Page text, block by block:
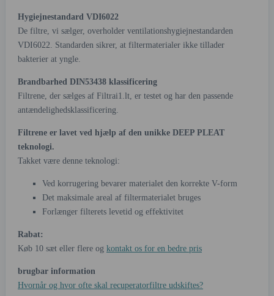
Hygiejnestandard VDI6022
De filtre, vi sælger, overholder ventilationshygiejnestandarden
VDI6022. Standarden sikrer, at filtermaterialer ikke tillader
bakterier at yngle.
Brandbarhed DIN53438 klassificering
Filtrene, der sælges af Filtrai1.lt, er testet og har den passende
antændelighedsklassificering.
Filtrene er lavet ved hjælp af den unikke DEEP PLEAT
teknologi.
Takket være denne teknologi:
Ved korrugering bevarer materialet den korrekte V-form
Det maksimale areal af filtermaterialet bruges
Forlænger filterets levetid og effektivitet
Rabat:
Køb 10 sæt eller flere og kontakt os for en bedre pris
brugbar information
Hvornår og hvor ofte skal recuperatorfiltre udskiftes?